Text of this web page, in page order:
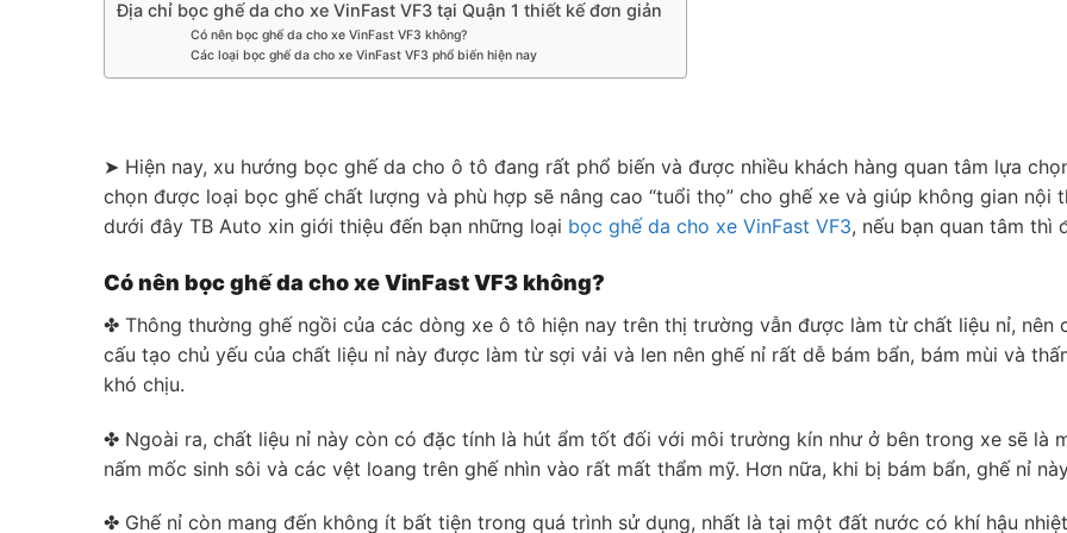
Địa chỉ bọc ghế da cho xe VinFast VF3 tại Quận 1 thiết kế đơn giản
Có nên bọc ghế da cho xe VinFast VF3 không?
Các loại bọc ghế da cho xe VinFast VF3 phổ biến hiện nay
➤ Hiện nay, xu hướng bọc ghế da cho ô tô đang rất phổ biến và được nhiều khách hàng quan tâm lựa
chọn được loại bọc ghế chất lượng và phù hợp sẽ nâng cao “tuổi thọ” cho ghế xe và giúp không gian nội
dưới đây TB Auto xin giới thiệu đến bạn những loại bọc ghế da cho xe VinFast VF3, nếu bạn quan tâm thì
Có nên bọc ghế da cho xe VinFast VF3 không?
✤ Thông thường ghế ngồi của các dòng xe ô tô hiện nay trên thị trường vẫn được làm từ chất liệu nỉ, nên
cấu tạo chủ yếu của chất liệu nỉ này được làm từ sợi vải và len nên ghế nỉ rất dễ bám bẩn, bám mùi và
khó chịu.
✤ Ngoài ra, chất liệu nỉ này còn có đặc tính là hút ẩm tốt đối với môi trường kín như ở bên trong xe sẽ là
nấm mốc sinh sôi và các vệt loang trên ghế nhìn vào rất mất thẩm mỹ. Hơn nữa, khi bị bám bẩn, ghế nỉ
✤ Ghế nỉ còn mang đến không ít bất tiện trong quá trình sử dụng, nhất là tại một đất nước có khí hậu